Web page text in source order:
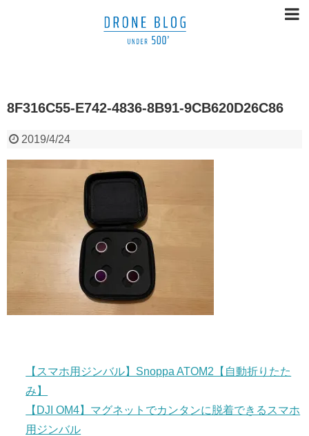
8F316C55-E742-4836-8B91-9CB620D26C86
2019/4/24
【スマホ用ジンバル】Snoppa ATOM2【自動折りたた
み】
【DJI OM4】マグネットでカンタンに脱着できるスマホ
用ジンバル